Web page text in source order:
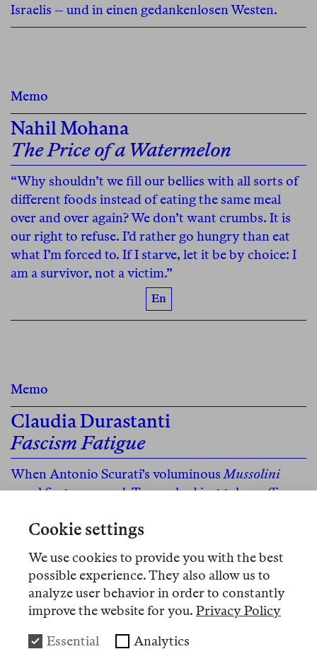
Israelis – und in einen gedankenlosen Westen.
Memo
Nahil Mohana
The Price of a Watermelon
“Why shouldn’t we fill our bellies with all sorts of
different foods instead of eating the same meal
over and over again? We don’t want crumbs. It is
our right to refuse. I’d rather go hungry than eat
what I’m forced to. If I starve, let it be by choice: I
am a survivor, not a victim.”
En
Memo
Claudia Durastanti
Fascism Fatigue
When Antonio Scurati’s voluminousMussolini
novel first appeared, Trump had just taken office
lips. Things have only gotten darker since—yet
more than a backdrop for romance or coming-of-
age.
+ En
Cookie settings
We use cookies to provide you with the best
possible experience. They also allow us to
analyze user behavior in order to constantly
improve the website for you. Privacy Policy
Essential Analytics